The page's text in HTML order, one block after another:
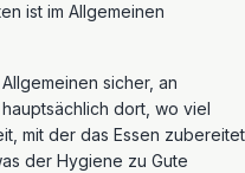
ist im Allgemeinen
sicher, an
dort, wo viel
mit der das Essen zubereitet
der Hygiene zu Gute